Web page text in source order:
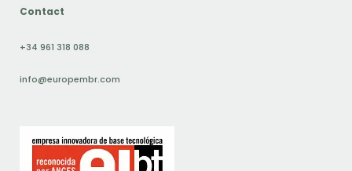
Contact
+34 961 318 088
info@europembr.com